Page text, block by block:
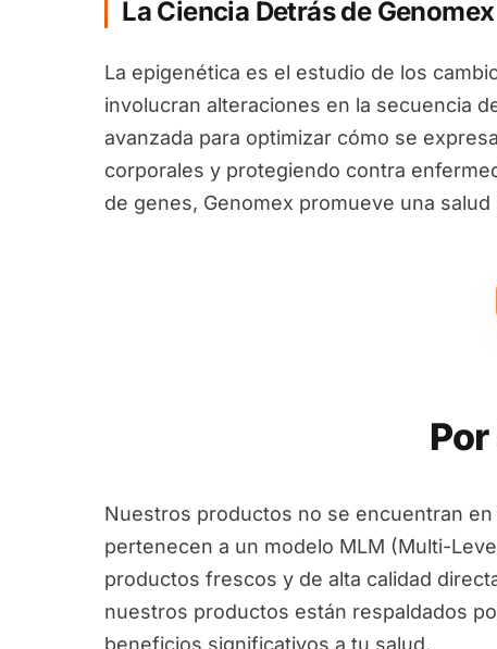
La Ciencia Detrás de Genomex
La epigenética es el estudio de los
involucran alteraciones en la secuencia
avanzada para optimizar cómo se
corporales y protegiendo contra
de genes, Genomex promueve una
Nuestros productos no se encuentran
pertenecen a un modelo MLM (Multi-
productos frescos y de alta calidad
nuestros productos están respaldados
beneficios significativos a tu salud.